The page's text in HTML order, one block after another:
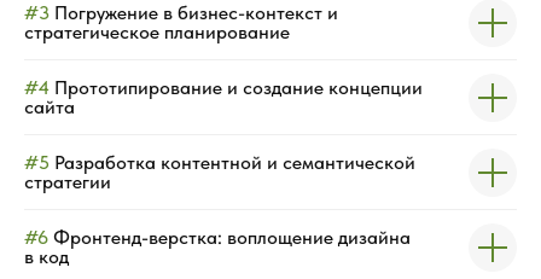
#3 Погружение в бизнес-контекст и
стратегическое планирование
#4 Прототипирование и создание концепции
сайта
#5 Разработка контентной и семантической
стратегии
#6 Фронтенд-верстка: воплощение дизайна
в код
САЙТОВ
бесстыжая.рф
СТУДИЯ ЭСТЕТИЧЕСКОЙ
КРАСОТЫ - БЕССТЫЖАЯ